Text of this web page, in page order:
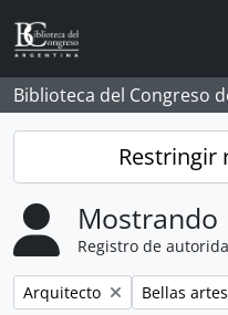
Skip to main content
Biblioteca del Congreso
Restringir
Mostrando
Registro de
Remove filter:
Arquitecto Remove
Bellas artes